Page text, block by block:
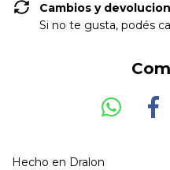
Cambios y
Si no te gusta, podés
Hecho en Dralon